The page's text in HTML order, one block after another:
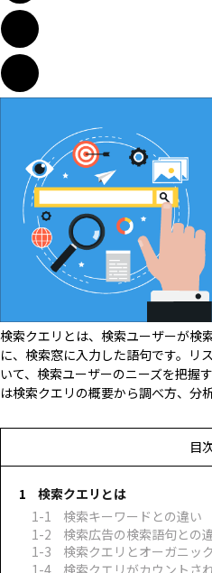
検索クエリとは、検索ユーザーが検
に、検索窓に入力した語句です。リ
いて、検索ユーザーのニーズを把握
は検索クエリの概要から調べ方、分
目
検索クエリとは
検索キーワードとの違い
検索広告の検索語句との
検索クエリとオーガニッ